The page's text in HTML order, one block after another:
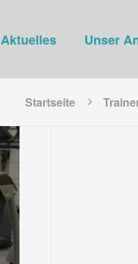
Aktuelles Unser
Startseite